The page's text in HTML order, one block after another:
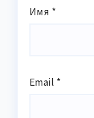
Имя *
Email *